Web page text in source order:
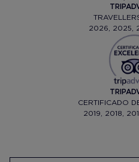
2026, 2025,
CERTIFICADO
2019, 2018,